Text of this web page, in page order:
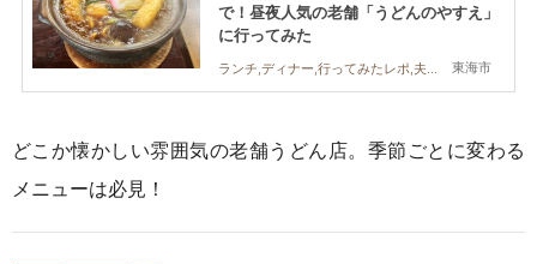
東海市
で！昼夜人気の老舗「うどんのやすえ」
に行ってみた
どこか懐かしい雰囲気の老舗うどん店。季節ごとに変わる
メニューは必見！